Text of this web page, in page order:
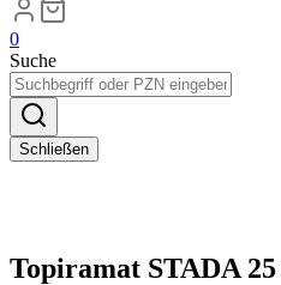
0
Suche
Schließen
Topiramat STADA